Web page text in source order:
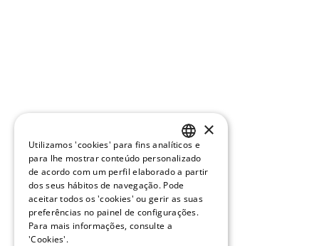
PORTUGUESE
ENGLISH
×
Utilizamos 'cookies' para fins analíticos e
para lhe mostrar conteúdo personalizado
de acordo com um perfil elaborado a partir
dos seus hábitos de navegação. Pode
aceitar todos os 'cookies' ou gerir as suas
preferências no painel de configurações.
Para mais informações, consulte a
'Cookies'.